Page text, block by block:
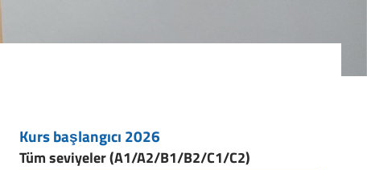
Kurs başlangıcı 2026
Tüm seviyeler (A1/A2/B1/B2/C1/C2)